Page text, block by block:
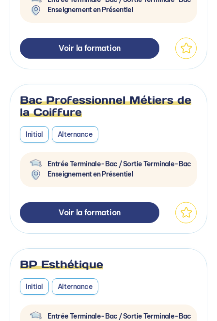
Enseignement en Présentiel
Voir la formation
Bac Professionnel Métiers de
la Coiffure
Initial Alternance
Entrée Terminale-Bac / Sortie Terminale-Bac
Enseignement en Présentiel
Voir la formation
BP Esthétique
Initial Alternance
Entrée Terminale-Bac / Sortie Terminale-Bac